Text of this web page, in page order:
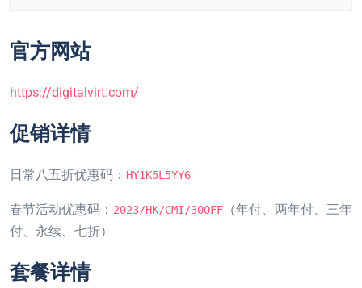
官方网站
https://digitalvirt.com/
促销详情
日常八五折优惠码： HY1K5L5YY6
春节活动优惠码： 2023/HK/CMI/30OFF （年付、两年付、三年
付、永续、七折）
套餐详情